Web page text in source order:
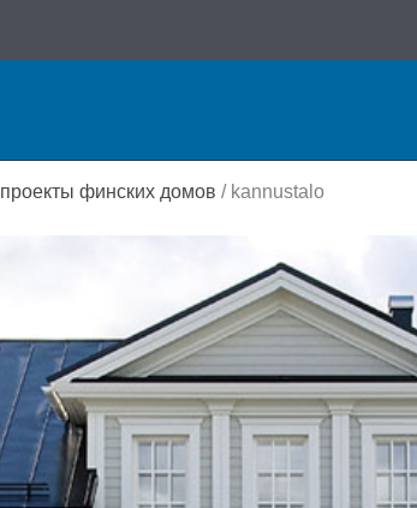
проекты финских домов / kannustalo